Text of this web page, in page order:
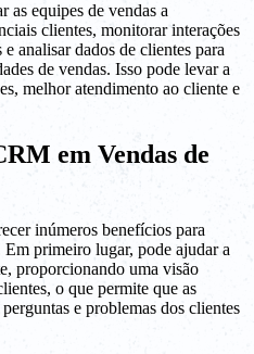
equipes de vendas a
clientes, monitorar interações
analisar dados de clientes para
de vendas. Isso pode levar a
melhor atendimento ao cliente e
em Vendas de
inúmeros benefícios para
primeiro lugar, pode ajudar a
proporcionando uma visão
o que permite que as
e problemas dos clientes